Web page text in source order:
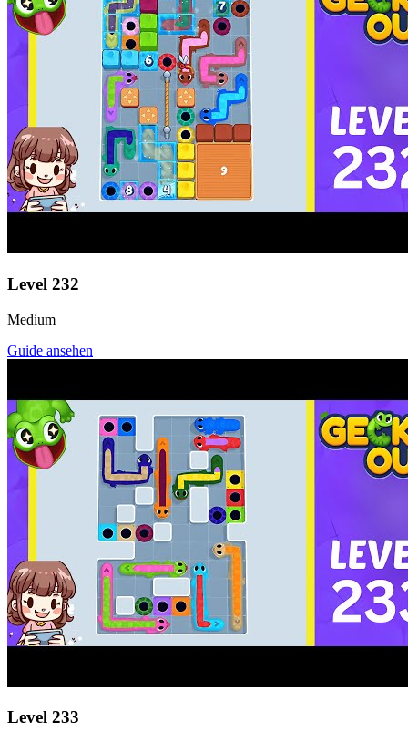
Level 232
Medium
Guide ansehen
Level 233